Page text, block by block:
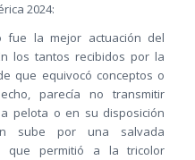
2024:
la mejor actuación del
los tantos recibidos por la
que equivocó conceptos o
parecía no transmitir
pelota o en su disposición
sube por una salvada
que permitió a la tricolor